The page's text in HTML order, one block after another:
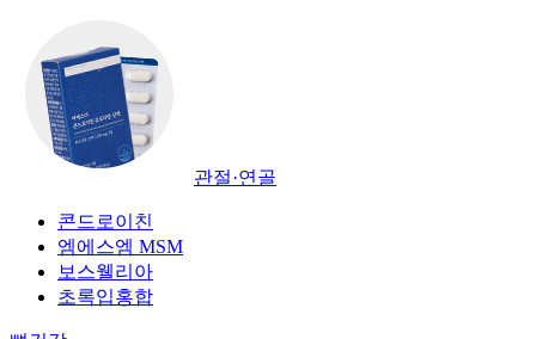
관절·연골
콘드로이친
엠에스엠 MSM
보스웰리아
초록입홍합